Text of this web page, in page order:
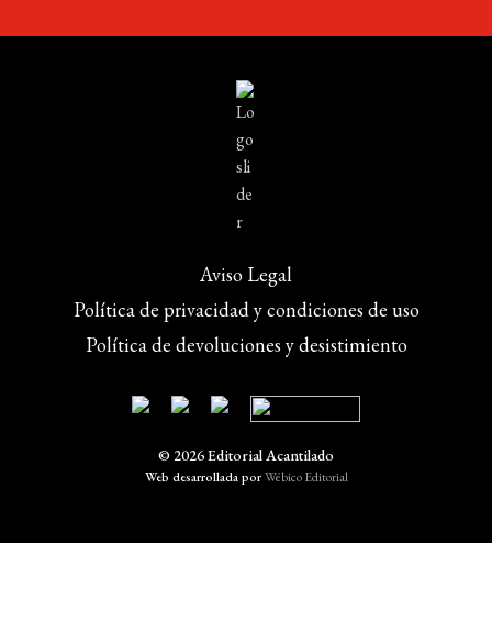
Aviso Legal
Política de privacidad y condiciones de uso
Política de devoluciones y desistimiento
© 2026 Editorial Acantilado
Web desarrollada porWébico Editorial